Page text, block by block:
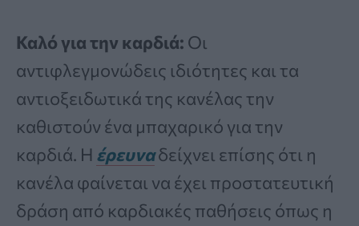
Καλό για την καρδιά: Οι
αντιφλεγμονώδεις ιδιότητες και τα
αντιοξειδωτικά της κανέλας την
καθιστούν ένα μπαχαρικό για την
καρδιά. Η έρευναδείχνει επίσης ότι η
κανέλα φαίνεται να έχει προστατευτική
δράση από καρδιακές παθήσεις όπως η